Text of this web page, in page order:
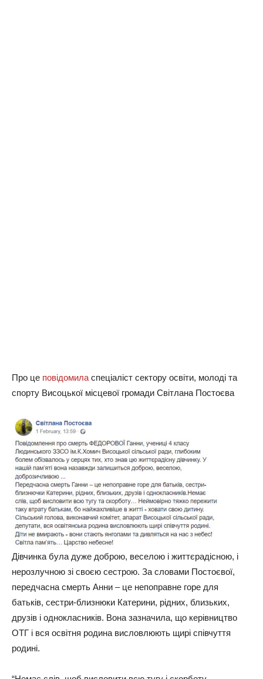
Про це повідомила спеціаліст сектору освіти, молоді та
спорту Висоцької місцевої громади Світлана Постоєва
Дівчинка була дуже доброю, веселою і життєрадісною, і
нерозлучною зі своєю сестрою. За словами Постоєвої,
передчасна смерть Анни – це непоправне горе для
батьків, сестри-близнюки Катерини, рідних, близьких,
друзів і однокласників. Вона зазначила, що керівництво
ОТГ і вся освітня родина висловлюють щирі співчуття
родині.